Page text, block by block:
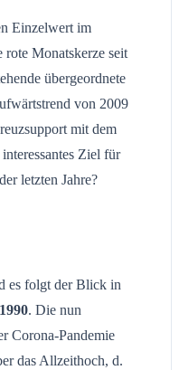
Einzelwert im
rote Monatskerze seit
übergeordnete
von 2009
mit dem
Ziel für
letzten Jahre?
es folgt der Blick in
. Die nun
Corona-Pandemie
das Allzeithoch, d.